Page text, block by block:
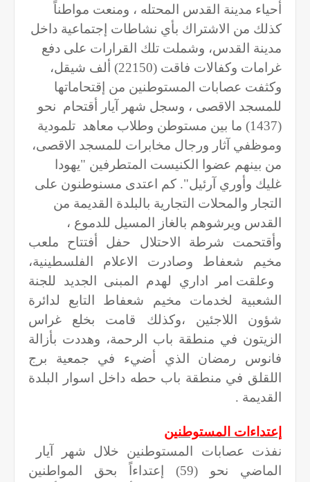
أحياء مدينة القدس المحتله ، ومنعت مواطناً
كذلك من الاشتراك بأي نشاطات إجتماعية داخل
مدينة القدس، وشملت تلك القرارات على دفع
غرامات وكفالات فاقت (22150) ألف شيقل،
وكثفت عصابات المستوطنين من إقتحاماتها
للمسجد الاقصى ، وسجل شهر آيار أقتحام نحو
(1437) ما بين مستوطن وطلاب معاهد
تلمودية
وموظفي آثار ورجال مخابرات للمسجد الاقصى،
من بينهم عضوا الكنيست المتطرفين "يهودا
غليك وأوري آرئيل". كم اعتدى مسنوطنون على
التجار والمحلات التجارية بالبلدة القديمة من
القدس ويرشوهم بالغاز المسيل للدموع ،
وأقتحمت شرطة الاحتلال حفل أفتتاح ملعب
مخيم شعفاط وصادرت الاعلام الفلسطينية،
وعلقت امر اداري لهدم المبنى الجديد للجنة
الشعبية لخدمات مخيم شعفاط التابع لدائرة
شؤون اللاجئين ،وكذلك قامت بخلع غراس
الزيتون في منطقة باب الرحمة، وهددت بأزالة
فانوس رمضان الذي أضيء في جمعية برج
اللقلق في منطقة باب حطه داخل اسوار البلدة
القديمة .
إعتداءات المستوطنين
نفذت عصابات المستوطنين خلال شهر آيار
الماضي نحو (59) إعتداءاً بحق المواطنين